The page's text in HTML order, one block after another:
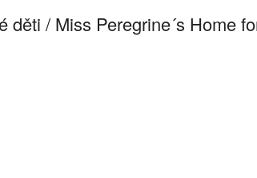
/ Miss Peregrine´s Home